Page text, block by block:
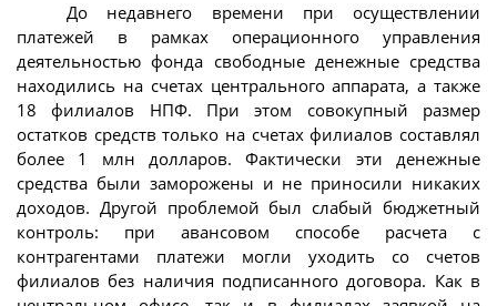
До недавнего времени при осуществлении
платежей в рамках операционного управления
деятельностью фонда свободные денежные средства
находились на счетах центрального аппарата, а также
18 филиалов НПФ. При этом совокупный размер
остатков средств только на счетах филиалов составлял
более 1 млн долларов. Фактически эти денежные
средства были заморожены и не приносили никаких
доходов. Другой проблемой был слабый бюджетный
контроль: при авансовом способе расчета с
контрагентами платежи могли уходить со счетов
филиалов без наличия подписанного договора. Как в